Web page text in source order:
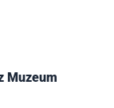
Muzeum